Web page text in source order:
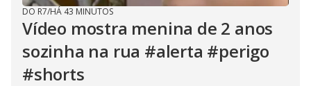
DO R7/HÁ 43 MINUTOS
Vídeo mostra menina de 2 anos
sozinha na rua #alerta #perigo
#shorts